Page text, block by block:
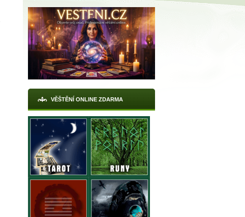
VĚŠTĚNÍ ONLINE ZDARMA